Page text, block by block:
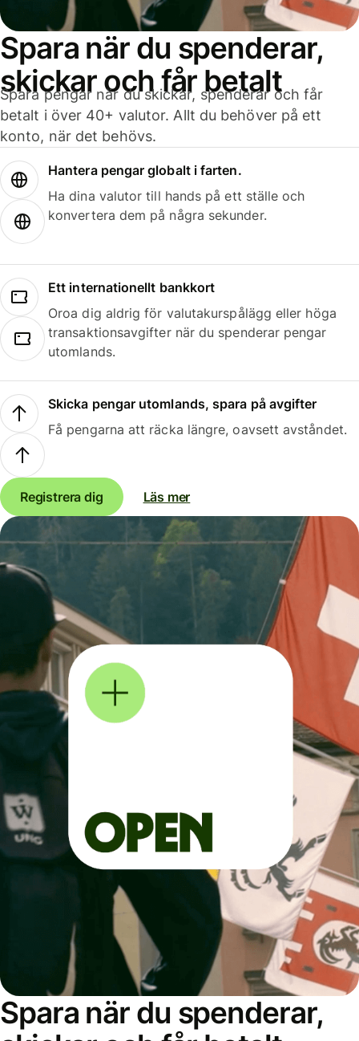
Spara när du spenderar,
skickar och får betalt
Spara pengar när du skickar, spenderar och får
betalt i över 40+ valutor. Allt du behöver på ett
konto, när det behövs.
Hantera pengar globalt i farten.
Ha dina valutor till hands på ett ställe och
konvertera dem på några sekunder.
Ett internationellt bankkort
Oroa dig aldrig för valutakurspålägg eller höga
transaktionsavgifter när du spenderar pengar
utomlands.
Skicka pengar utomlands, spara på avgifter
Få pengarna att räcka längre, oavsett avståndet.
Registrera dig Läs mer
Spara när du spenderar,